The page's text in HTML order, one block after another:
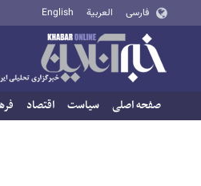
فارسی العربية English
صفحه اصلی سیاست اقتصاد